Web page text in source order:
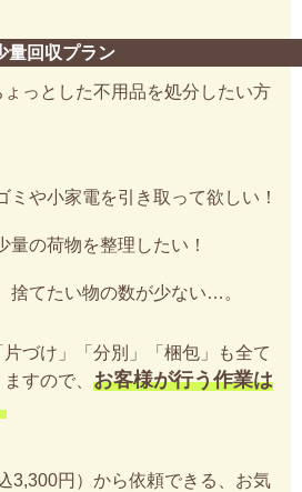
量回収プラン
っとした不用品を処分したい方
ミや小家電を引き取って欲しい！
量の荷物を整理したい！
捨てたい物の数が少ない…。
づけ」「分別」「梱包」も全て
すので、 お客様が行う作業は
3,300円）から依頼できる、お気